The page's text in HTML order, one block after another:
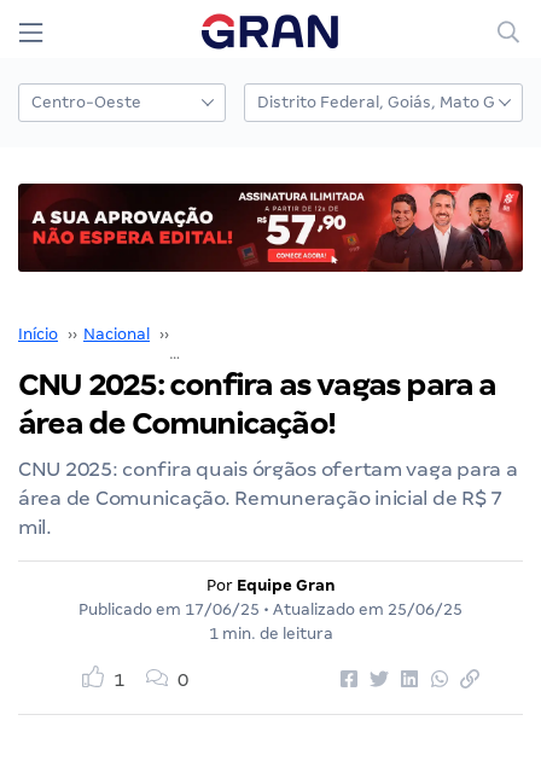
Início ›› Nacional ››
CNU 2025: confira as vagas para a
área de Comunicação!
CNU 2025: confira quais órgãos ofertam vaga para a
área de Comunicação. Remuneração inicial de R$ 7
mil.
Por Equipe Gran
Publicado em 17/06/25 • Atualizado em 25/06/25
1 min. de leitura
1 0